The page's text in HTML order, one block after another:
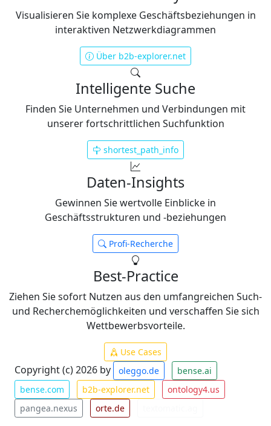
Visualisieren Sie komplexe Geschäftsbeziehungen in
interaktiven Netzwerkdiagrammen
Über b2b-explorer.net
Intelligente Suche
Finden Sie Unternehmen und Verbindungen mit
unserer fortschrittlichen Suchfunktion
shortest_path_info
Daten-Insights
Gewinnen Sie wertvolle Einblicke in
Geschäftsstrukturen und -beziehungen
Profi-Recherche
Best-Practice
Ziehen Sie sofort Nutzen aus den umfangreichen Such-
und Recherchemöglichkeiten und verschaffen Sie sich
Wettbewerbsvorteile.
Use Cases
Copyright (c) 2026 by oleggo.de
bense.ai
bense.com
b2b-explorer.net
ontology4.us
pangea.nexus
orte.de